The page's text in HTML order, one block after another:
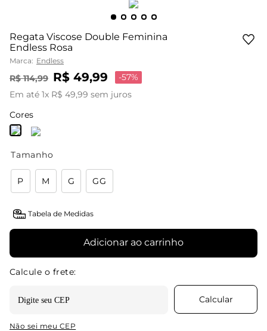
Regata Viscose Double Feminina
Endless Rosa
Marca: Endless
R$ 114,99 R$ 49,99 -57%
Em até 1x R$ 49,99 sem juros
Cores
Tamanho
P M G GG
Tabela de Medidas
Adicionar ao carrinho
Não sei meu CEP